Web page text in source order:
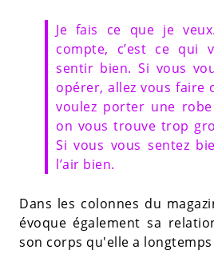
Je fais ce que je
compte, c’est ce qui
sentir bien. Si vous
opérer, allez vous faire
voulez porter une
on vous trouve trop
Si vous vous sentez
l’air bien.
Dans les colonnes du
évoque également sa
son corps qu'elle a